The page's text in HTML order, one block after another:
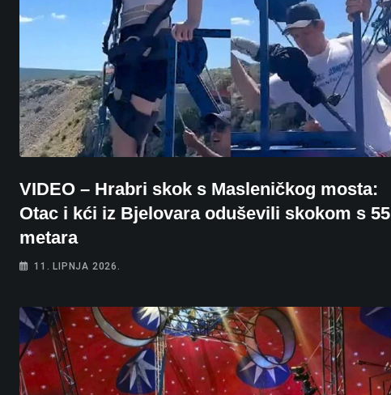
VIDEO – Hrabri skok s Masleničkog mosta:
Otac i kći iz Bjelovara oduševili skokom s 55
metara
11. LIPNJA 2026.